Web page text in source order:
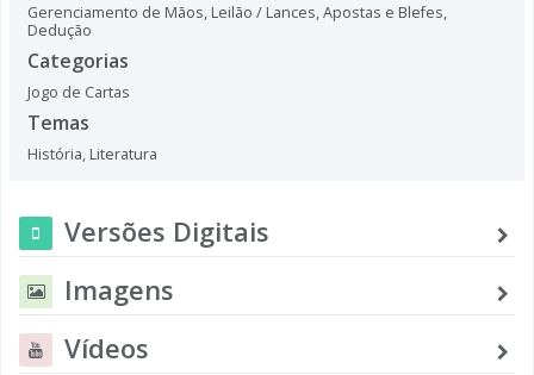
Gerenciamento de Mãos, Leilão / Lances,Apostas e Blefes,
Dedução
Categorias
Jogo de Cartas
Temas
História, Literatura
Versões Digitais
Imagens
Vídeos